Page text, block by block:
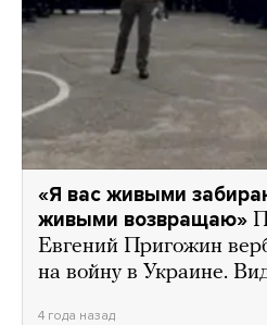
«Я вас живыми
живыми возвращаю»
Евгений Пригожин
на войну в Украине.
4 года назад